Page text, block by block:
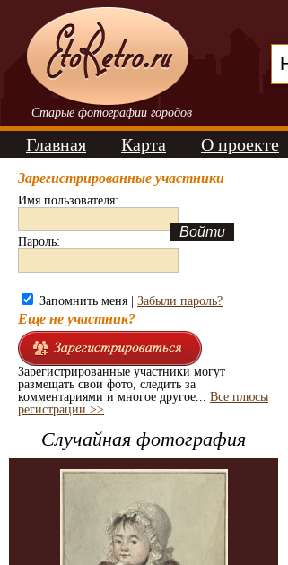
Старые фотографии городов
Главная Карта О проекте
Зарегистрированные участники
Имя пользователя:
Пароль:
Запомнить меня | Забыли пароль?
Еще не участник?
Зарегистрированные участники могут
размещать свои фото, следить за
комментариями и многое другое... Все плюсы
регистрации >>
Случайная фотография